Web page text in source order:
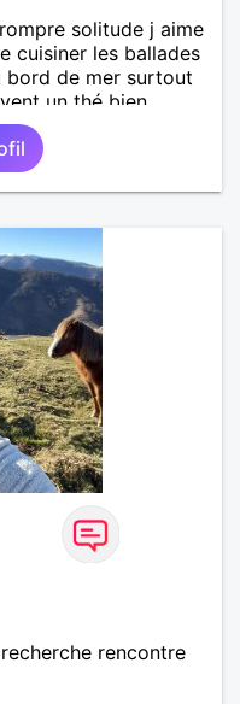
solitude j aime
cuisiner les ballades
bord de mer surtout
un thé bien
rencontre